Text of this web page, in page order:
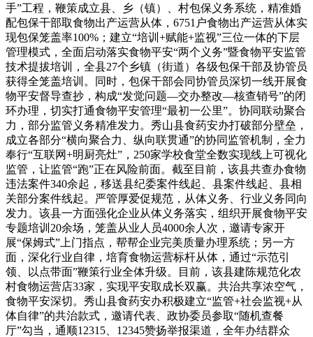
手”工程，鞭策成立县、乡（镇）、村包保义务系统，精准婚
配包保干部取食物出产运营从体，6751户食物出产运营从体实
现包保笼盖率100%；建立“培训+赋能+监视”三位一体的下层
管理模式，全面启动落实食物平安“两个义务”暨食物平安监管
技术提拔培训，全县27个乡镇（街道）各级包保干部及协管员
获得全笼盖培训。同时，包保干部会同协管员深切一线开展食
物平安督导查抄，构成“发觉问题—交办整改—核查销号”的闭
环办理，切实打通食物平安管理“最初一公里”。协同联动聚合
力，部分监管义务精准发力。秀山县食药安办打破部分壁垒，
成立各部分“横向聚合力、纵向联贯通”的协同监管机制，全力
奉行“互联网+明厨亮灶”，250家学校食堂全数实现线上可视化
监管，让监管“跑”正在风险前面。截至目前，该县共查办食物
违法案件340余起，移送县纪委案件线起、县案件线起、县相
关部分案件线起。严管厚爱促规范，从体义务、行业义务同向
发力。该县一方面强化企业从体义务落实，组织开展食物平安
专题培训20余场，笼盖从业人员4000余人次，邀请专家开
展“保姆式”上门指点，帮帮企业完美质量办理系统；另一方
面，深化行业自律，培育食物运营标杆从体，通过“示范引
领、以点带面”鞭策行业全体升级。目前，该县建陈规范化农
村食物运营店33家，实现平安取成长双赢。共治共享浓空气，
食物平安深切。秀山县食药安办积极建立“监管+社会监视+从
体自律”的共治款式，邀请代表、政协委员参取“随机查餐
厅”勾当，通顺12315、12345赞扬举报渠道，全年办结群众